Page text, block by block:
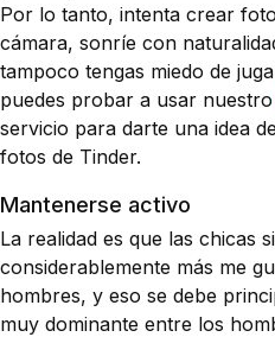
Por lo tanto, intenta crear
cámara, sonríe con
tampoco tengas miedo de
puedes probar a usar nuestro
servicio para darte una idea
fotos de Tinder.
Mantenerse activo
La realidad es que las chicas
considerablemente más me
hombres, y eso se debe
muy dominante entre los